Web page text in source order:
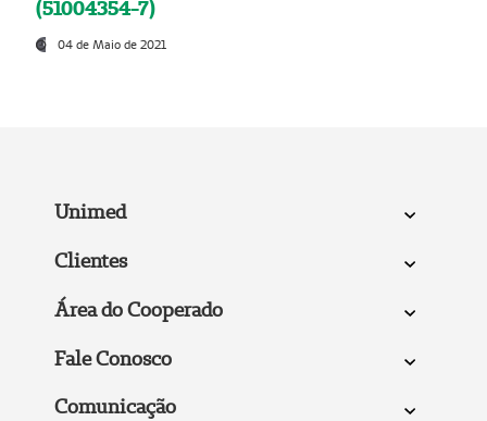
(51004354-7)
04 de Maio de 2021
Unimed
Clientes
Área do Cooperado
Fale Conosco
Comunicação